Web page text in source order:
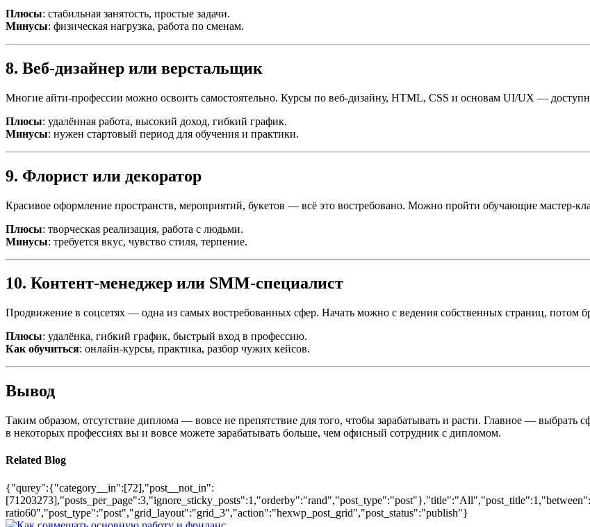
Плюсы: стабильная занятость, простые задачи.
Минусы: физическая нагрузка, работа по сменам.
8. Веб-дизайнер или верстальщик
Многие айти-профессии можно освоить самостоятельно. Курсы по веб-дизайну, HTML, CSS и основам UI/UX —
Плюсы: удалённая работа, высокий доход, гибкий график.
Минусы: нужен стартовый период для обучения и практики.
9. Флорист или декоратор
Красивое оформление пространств, мероприятий, букетов — всё это востребовано. Можно пройти обучающие мастер-
Плюсы: творческая реализация, работа с людьми.
Минусы: требуется вкус, чувство стиля, терпение.
10. Контент-менеджер или SMM-специалист
Продвижение в соцсетях — одна из самых востребованных сфер. Начать можно с ведения собственных страниц, потом
Плюсы: удалёнка, гибкий график, быстрый вход в профессию.
Как обучиться: онлайн-курсы, практика, разбор чужих кейсов.
Вывод
Таким образом, отсутствие диплома — вовсе не препятствие для того, чтобы зарабатывать и расти. Главное —
в некоторых профессиях вы и вовсе можете зарабатывать больше, чем офисный сотрудник с дипломом.
Related Blog
{"qurey":{"category__in":[72],"post__not_in":
ratio60","post_type":"post","grid_layout":"grid_3","action":"hexwp_post_grid","post_status":"publish"}